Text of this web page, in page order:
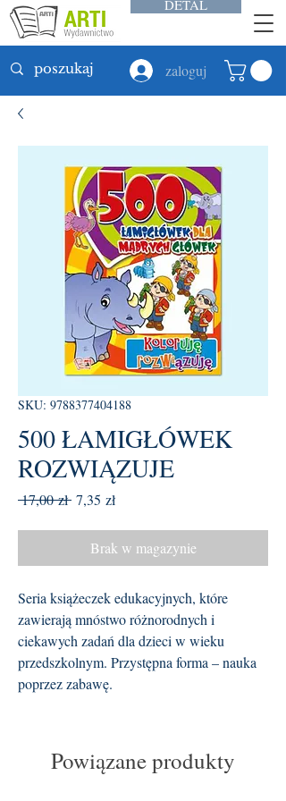
DETAL
zaloguj
SKU: 9788377404188
500 ŁAMIGŁÓWEK
ROZWIĄZUJE
17,00 zł Regularna
7,35 złCena
Brak w magazynie
Seria książeczek edukacyjnych, które
zawierają mnóstwo różnorodnych i
ciekawych zadań dla dzieci w wieku
przedszkolnym. Przystępna forma – nauka
poprzez zabawę.
Powiązane produkty